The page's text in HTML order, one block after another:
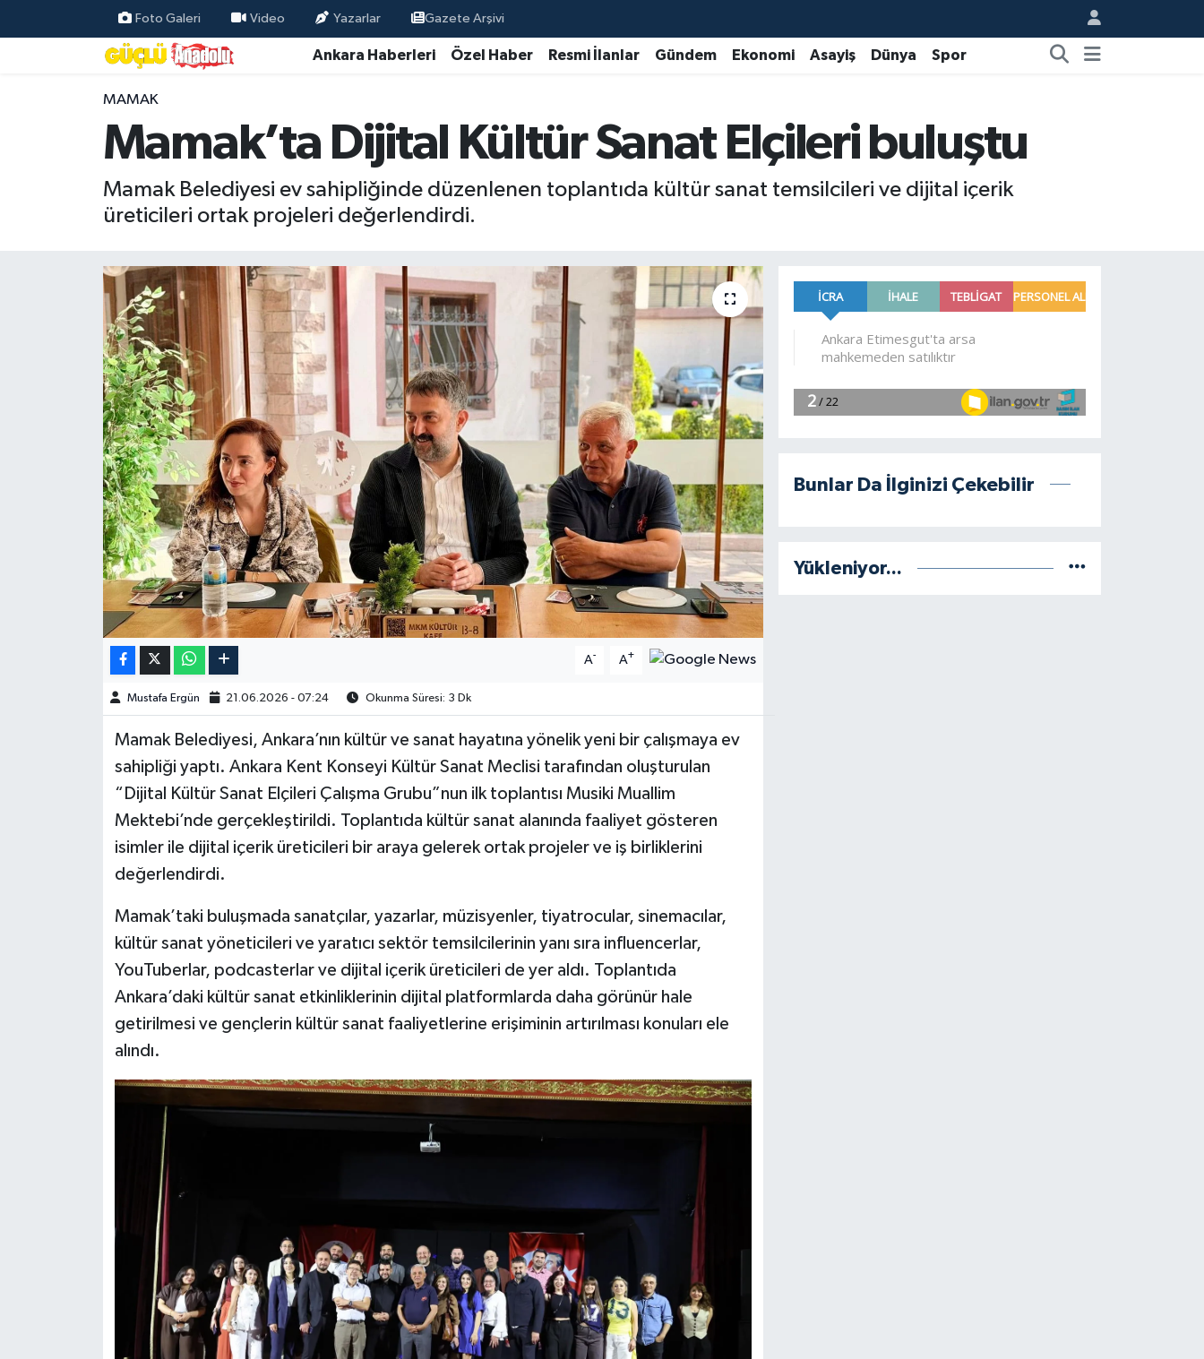
Foto Galeri Video Yazarlar Gazete Arşivi
Ankara Haberleri Özel Haber Resmi İlanlar Gündem Ekonomi Asayiş Dünya Spor
MAMAK
Mamak’ta Dijital Kültür Sanat Elçileri buluştu
Mamak Belediyesi ev sahipliğinde düzenlenen toplantıda kültür sanat temsilcileri ve dijital içerik
üreticileri ortak projeleri değerlendirdi.
A- A+
Mustafa Ergün 21.06.2026 - 07:24 Okunma Süresi: 3 Dk
​​​​​Mamak Belediyesi, Ankara’nın kültür ve sanat hayatına yönelik yeni bir çalışmaya ev
sahipliği yaptı. Ankara Kent Konseyi Kültür Sanat Meclisi tarafından oluşturulan
“Dijital Kültür Sanat Elçileri Çalışma Grubu”nun ilk toplantısı Musiki Muallim
Mektebi’nde gerçekleştirildi. Toplantıda kültür sanat alanında faaliyet gösteren
isimler ile dijital içerik üreticileri bir araya gelerek ortak projeler ve iş birliklerini
değerlendirdi.
Mamak’taki buluşmada sanatçılar, yazarlar, müzisyenler, tiyatrocular, sinemacılar,
kültür sanat yöneticileri ve yaratıcı sektör temsilcilerinin yanı sıra influencerlar,
YouTuberlar, podcasterlar ve dijital içerik üreticileri de yer aldı. Toplantıda
Ankara’daki kültür sanat etkinliklerinin dijital platformlarda daha görünür hale
getirilmesi ve gençlerin kültür sanat faaliyetlerine erişiminin artırılması konuları ele
alındı.
Bunlar Da İlginizi Çekebilir
Yükleniyor...
Özel Haber
Resmi İlanlar
Ekonomi
Magazin
Burç Yorumları
Hava Durumu
Kim kimdir?
Televizyon